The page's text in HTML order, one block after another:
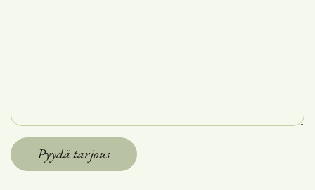
Pyydä tarjous